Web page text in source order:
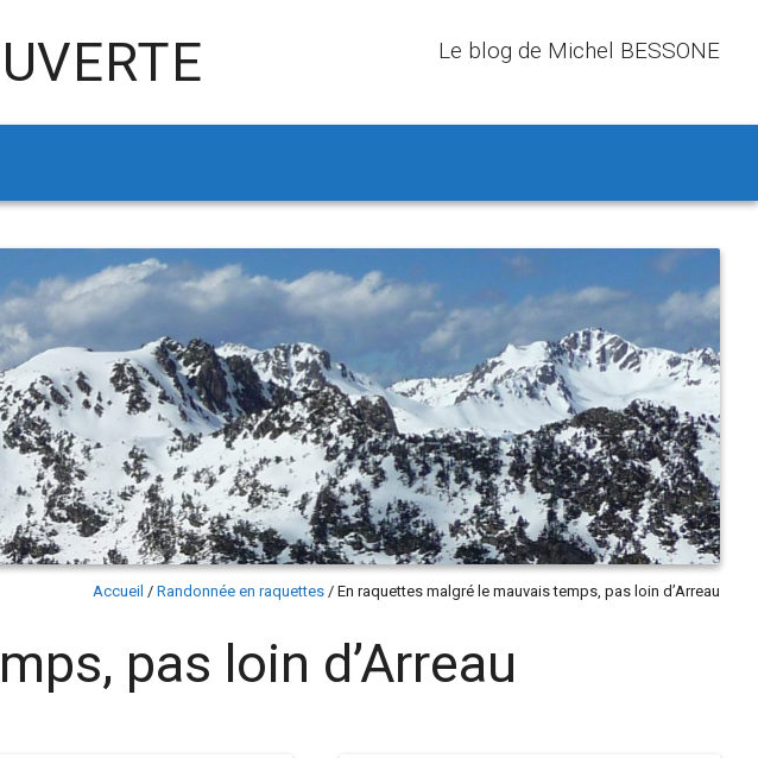
Le blog de Michel BESSONE
Accueil / Randonnée en raquettes / En raquettes malgré le mauvais temps, pas loin d’Arreau
pas loin d’Arreau